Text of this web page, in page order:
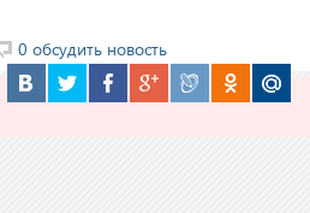
0 обсудить новость